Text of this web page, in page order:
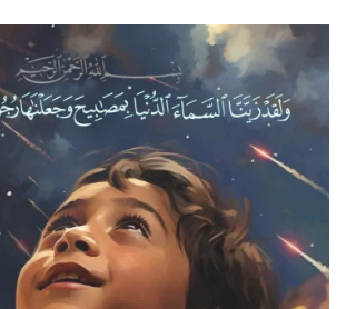
کشف جسد سه نفر در حادثه آتش سوزی بازار آهن
فرزندان مسئولین استان البرز در کدام مدارس
‌تاریخ‌سازی خاتون بم در آسیا
مدال نقره پارا المپیک پاریس بر گردن مادر شهید
بانوان کارگر استان البرز بر سکوی نخست دو میدانی